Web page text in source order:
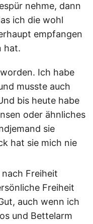
nehme, dann
ich die wohl
empfangen
hat.
Ich habe
musste auch
bis heute habe
oder ähnliches
sie
hat sie mich nie
Freiheit
Freiheit
auch wenn ich
und Bettelarm